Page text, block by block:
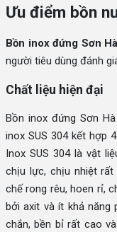
Ưu điểm bồn
Bồn inox đứng Sơn Hà
người tiêu dùng đánh
Chất liệu hiện đại
Bồn inox đứng Sơn
inox SUS 304 kết hợp
Inox SUS 304 là vật
chịu lực, chịu nhiệt
chế rong rêu, hoen rỉ,
bởi axit và ít khả
chắn, bền bỉ rất cao